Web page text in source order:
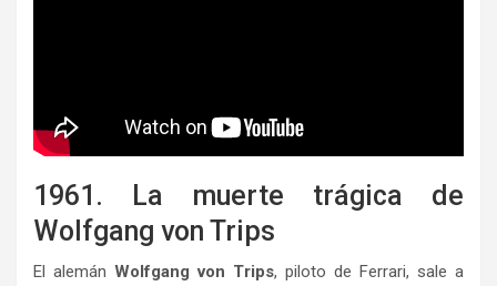
1961. La muerte trágica de
Wolfgang von Trips
El alemán Wolfgang von Trips, piloto de Ferrari, sale a